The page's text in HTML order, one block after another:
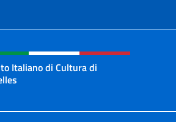
et en-tête de
Italiano di Cultura di